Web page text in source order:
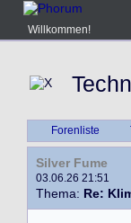
Willkommen!
Forenliste
Silver Fume
03.06.26 21:51
Thema: Re: